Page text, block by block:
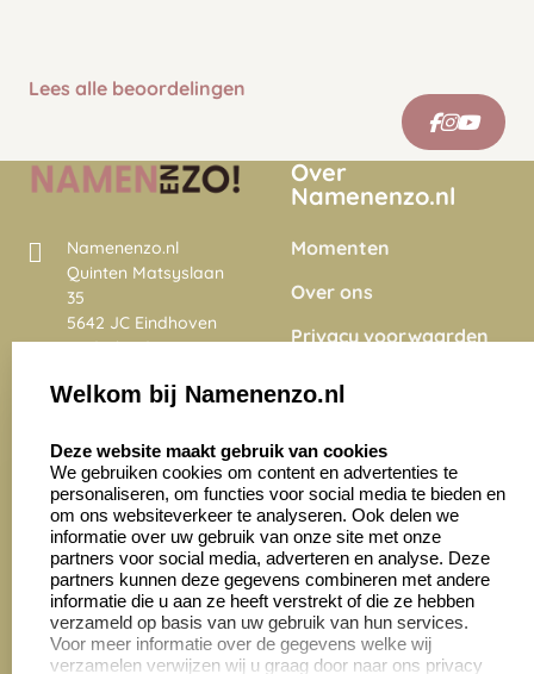
Lees alle beoordelingen
Namenenzo.nl
Quinten Matsyslaan
35
5642 JC Eindhoven
Nederland
4028 beoordelingen
Over
Namenenzo.nl
Momenten
Over ons
Privacy voorwaarden
Onze vacatures
Zakelijk:
Aanvraag op maat
Cadeaubonnen
Klantenservice:
Contact opnemen
Veelgestelde vragen
Retourneren
Welkom bij Namenenzo.nl
Deze website maakt gebruik van cookies
We gebruiken cookies om content en advertenties te
personaliseren, om functies voor social media te bieden en
om ons websiteverkeer te analyseren. Ook delen we
informatie over uw gebruik van onze site met onze
partners voor social media, adverteren en analyse. Deze
partners kunnen deze gegevens combineren met andere
informatie die u aan ze heeft verstrekt of die ze hebben
verzameld op basis van uw gebruik van hun services.
Voor meer informatie over de gegevens welke wij
verzamelen verwijzen wij u graag door naar ons privacy